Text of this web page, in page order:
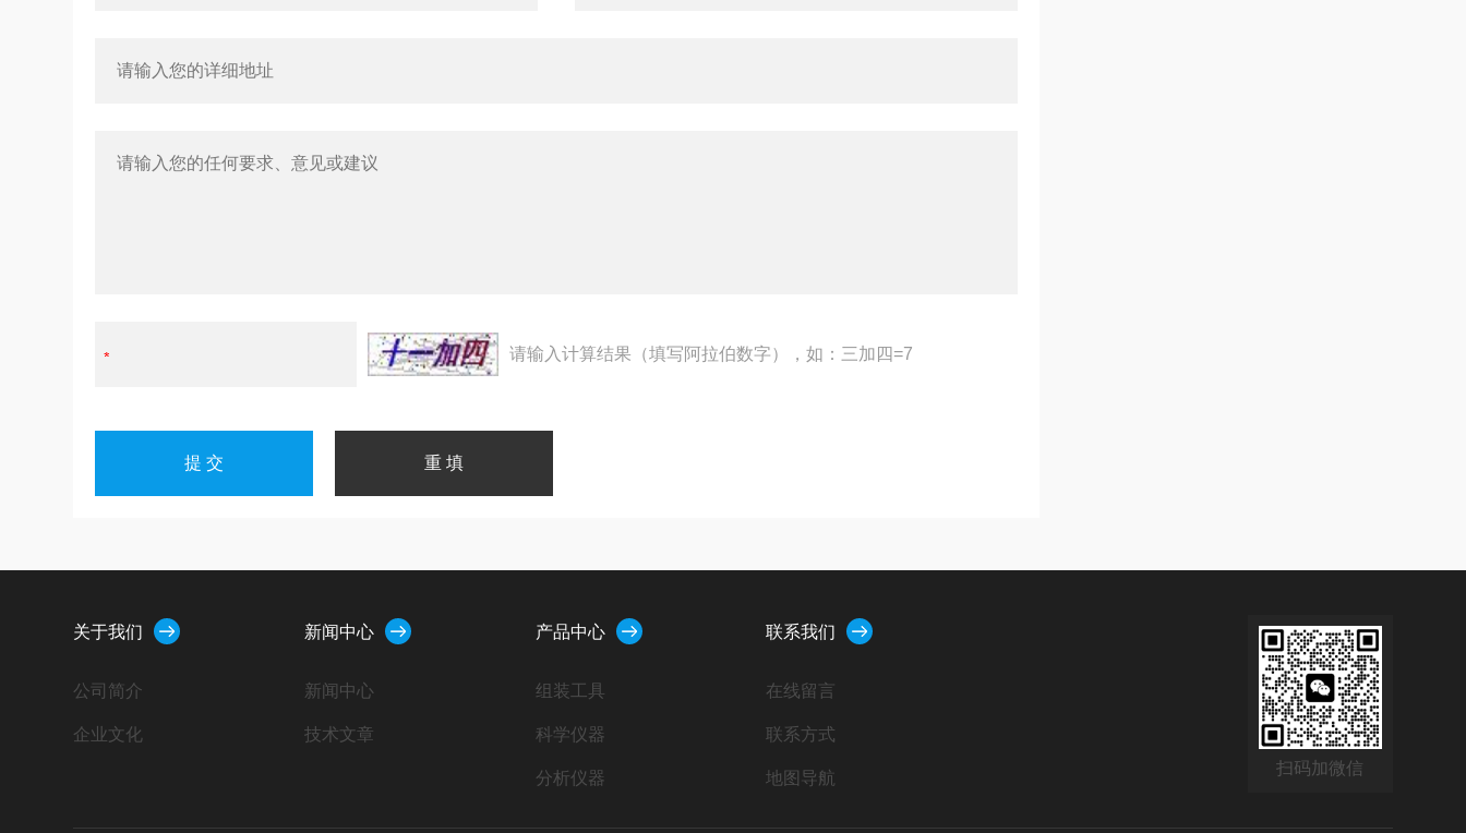
请输入计算结果（填写阿拉伯数字），如：三加四=7
关于我们
公司简介
企业文化
新闻中心
新闻中心
技术文章
产品中心
组装工具
科学仪器
分析仪器
联系我们
在线留言
联系方式
地图导航
扫码加微信